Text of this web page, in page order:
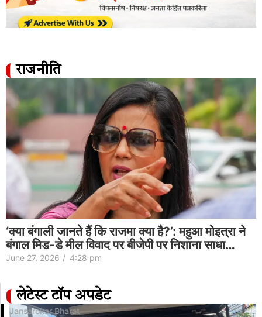
राजनीति
‘क्या बंगाली जानते हैं कि राजमा क्या है?’: महुआ मोइत्रा ने
बंगाल मिड-डे मील विवाद पर बीजेपी पर निशाना साधा…
June 27, 2026 / 4:28 pm
लेटेस्ट टॉप अपडेट
Jansarokar Bharat